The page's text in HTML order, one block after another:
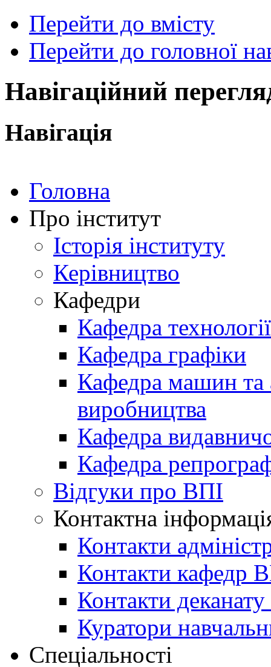
Перейти до вмісту
Перейти до головної
Навігаційний
Навігація
Головна
Про інститут
Історія інституту
Керівництво
Кафедри
Кафедра
Кафедра графіки
Кафедра машин та
виробництва
Кафедра
Кафедра
Відгуки про ВПІ
Контактна
Контакти
Контакти кафедр
Контакти
Куратори
Спеціальності